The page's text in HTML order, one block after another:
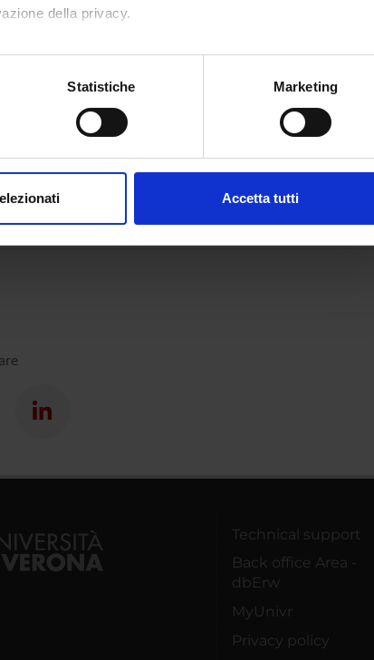
della privacy.
con un'approssimazione di qualche metro,
Dichiarazione sui cookie.
Statistiche Marketing
Accetta tutti
medico
Technical support
Back office Area -
dbErw
MyUnivr
Privacy policy